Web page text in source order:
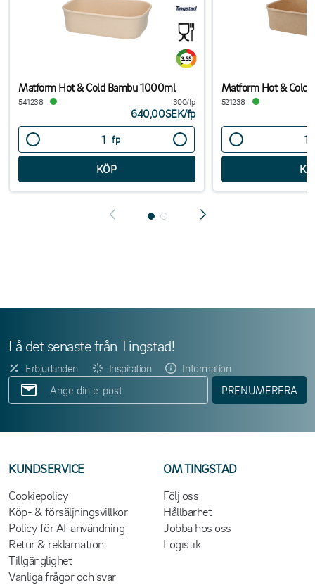
Matform Hot & Cold Bambu 1000ml
541238 300/fp
640,00SEK/fp
fp
Matform Hot & Cold
521238
Få det senaste från Tingstad!
Erbjudanden Inspiration
Information
PRENUMERERA
KUNDSERVICE
Cookiepolicy
Köp- & försäljningsvillkor
Policy för AI-användning
Retur & reklamation
Tillgänglighet
Vanliga frågor och svar
OM TINGSTAD
Följ oss
Hållbarhet
Jobba hos oss
Logistik